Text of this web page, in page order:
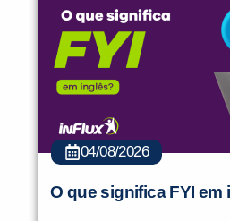
04/08/2026
O que significa FYI em